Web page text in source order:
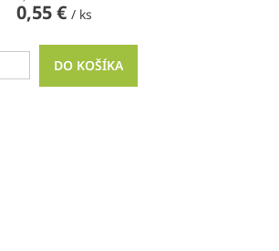
0,55 €/ ks
DO KOŠÍKA